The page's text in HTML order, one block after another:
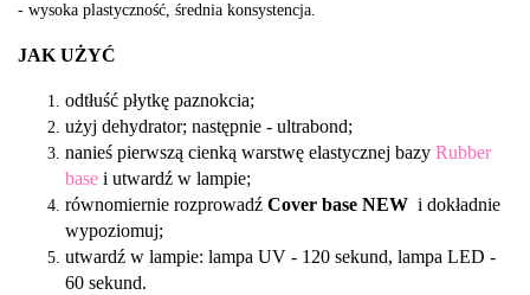
- wysoka plastyczność, średnia konsystencja.
JAK UŻYĆ
odtłuść płytkę paznokcia;
użyj dehydrator; następnie - ultrabond;
nanieś pierwszą cienką warstwę elastycznej bazy Rubber
base i utwardź w lampie;
równomiernie rozprowadź Cover base NEW i dokładnie
wypoziomuj;
utwardź w lampie: lampa UV - 120 sekund, lampa LED -
60 sekund.